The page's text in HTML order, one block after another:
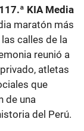
117.ª KIA Media
maratón más
calles de la
reunió a
atletas
que
de una
del Perú.